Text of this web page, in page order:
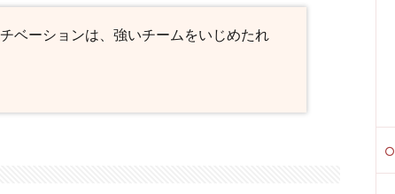
ベーションは、強いチームをいじめたれ